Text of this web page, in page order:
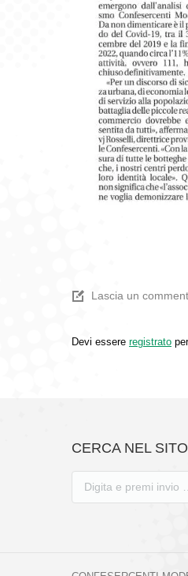
Lascia un
Devi essere registrato
CERCA NEL SITO